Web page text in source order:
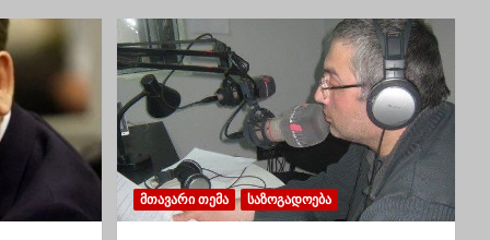
ᲛᲗᲐᲕᲐᲠᲘ ᲗᲔᲛᲐ ᲡᲐᲖᲝᲒᲐᲓᲝᲔᲑᲐ